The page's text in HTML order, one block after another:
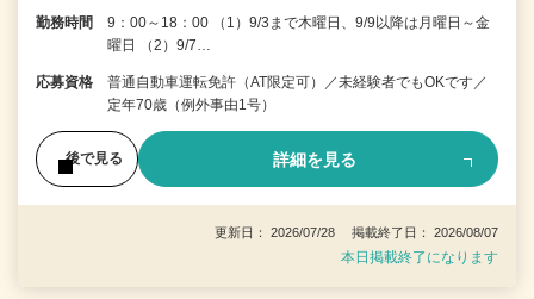
勤務時間
9：00～18：00 （1）9/3まで木曜日、9/9以降は月曜日～金
曜日 （2）9/7…
応募資格
普通自動車運転免許（AT限定可）／未経験者でもOKです／
定年70歳（例外事由1号）
後で見る 詳細を見る
更新日： 2026/07/28 掲載終了日： 2026/08/07
本日掲載終了になります